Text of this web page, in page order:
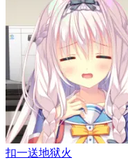
扣一送地狱火